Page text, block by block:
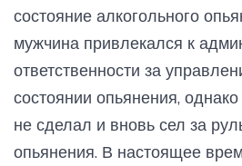
состояние алкогольного
мужчина привлекался к
ответственности за
состоянии опьянения,
не сделал и вновь сел за
опьянения. В настоящее